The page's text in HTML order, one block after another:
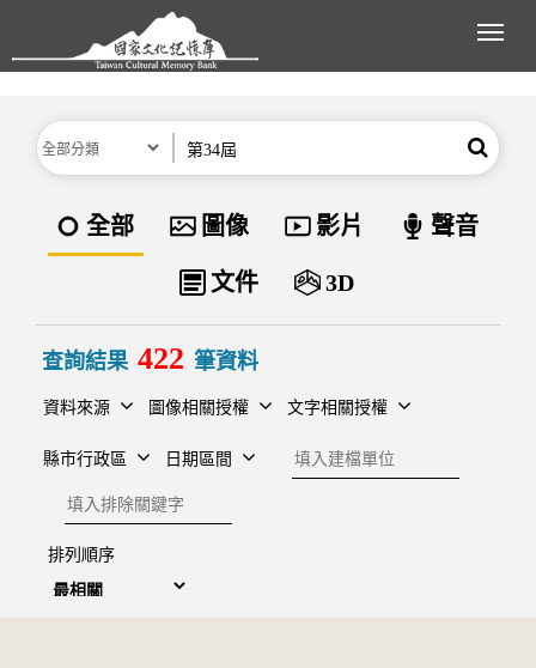
跳到主要內容區塊
展
分類 搜尋
資料類型
全部 圖像 影片 聲音
文件 3D
查詢結果 422 筆資料
資料來源 圖像相關授權 文字相關授權
縣市行政區 日期區間
建檔單位
排除關鍵字
排列順序